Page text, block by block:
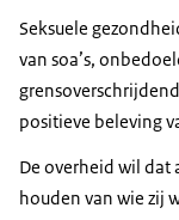
Seksuele
van soa’s,
positieve beleving
De overheid wil dat
houden van wie zij